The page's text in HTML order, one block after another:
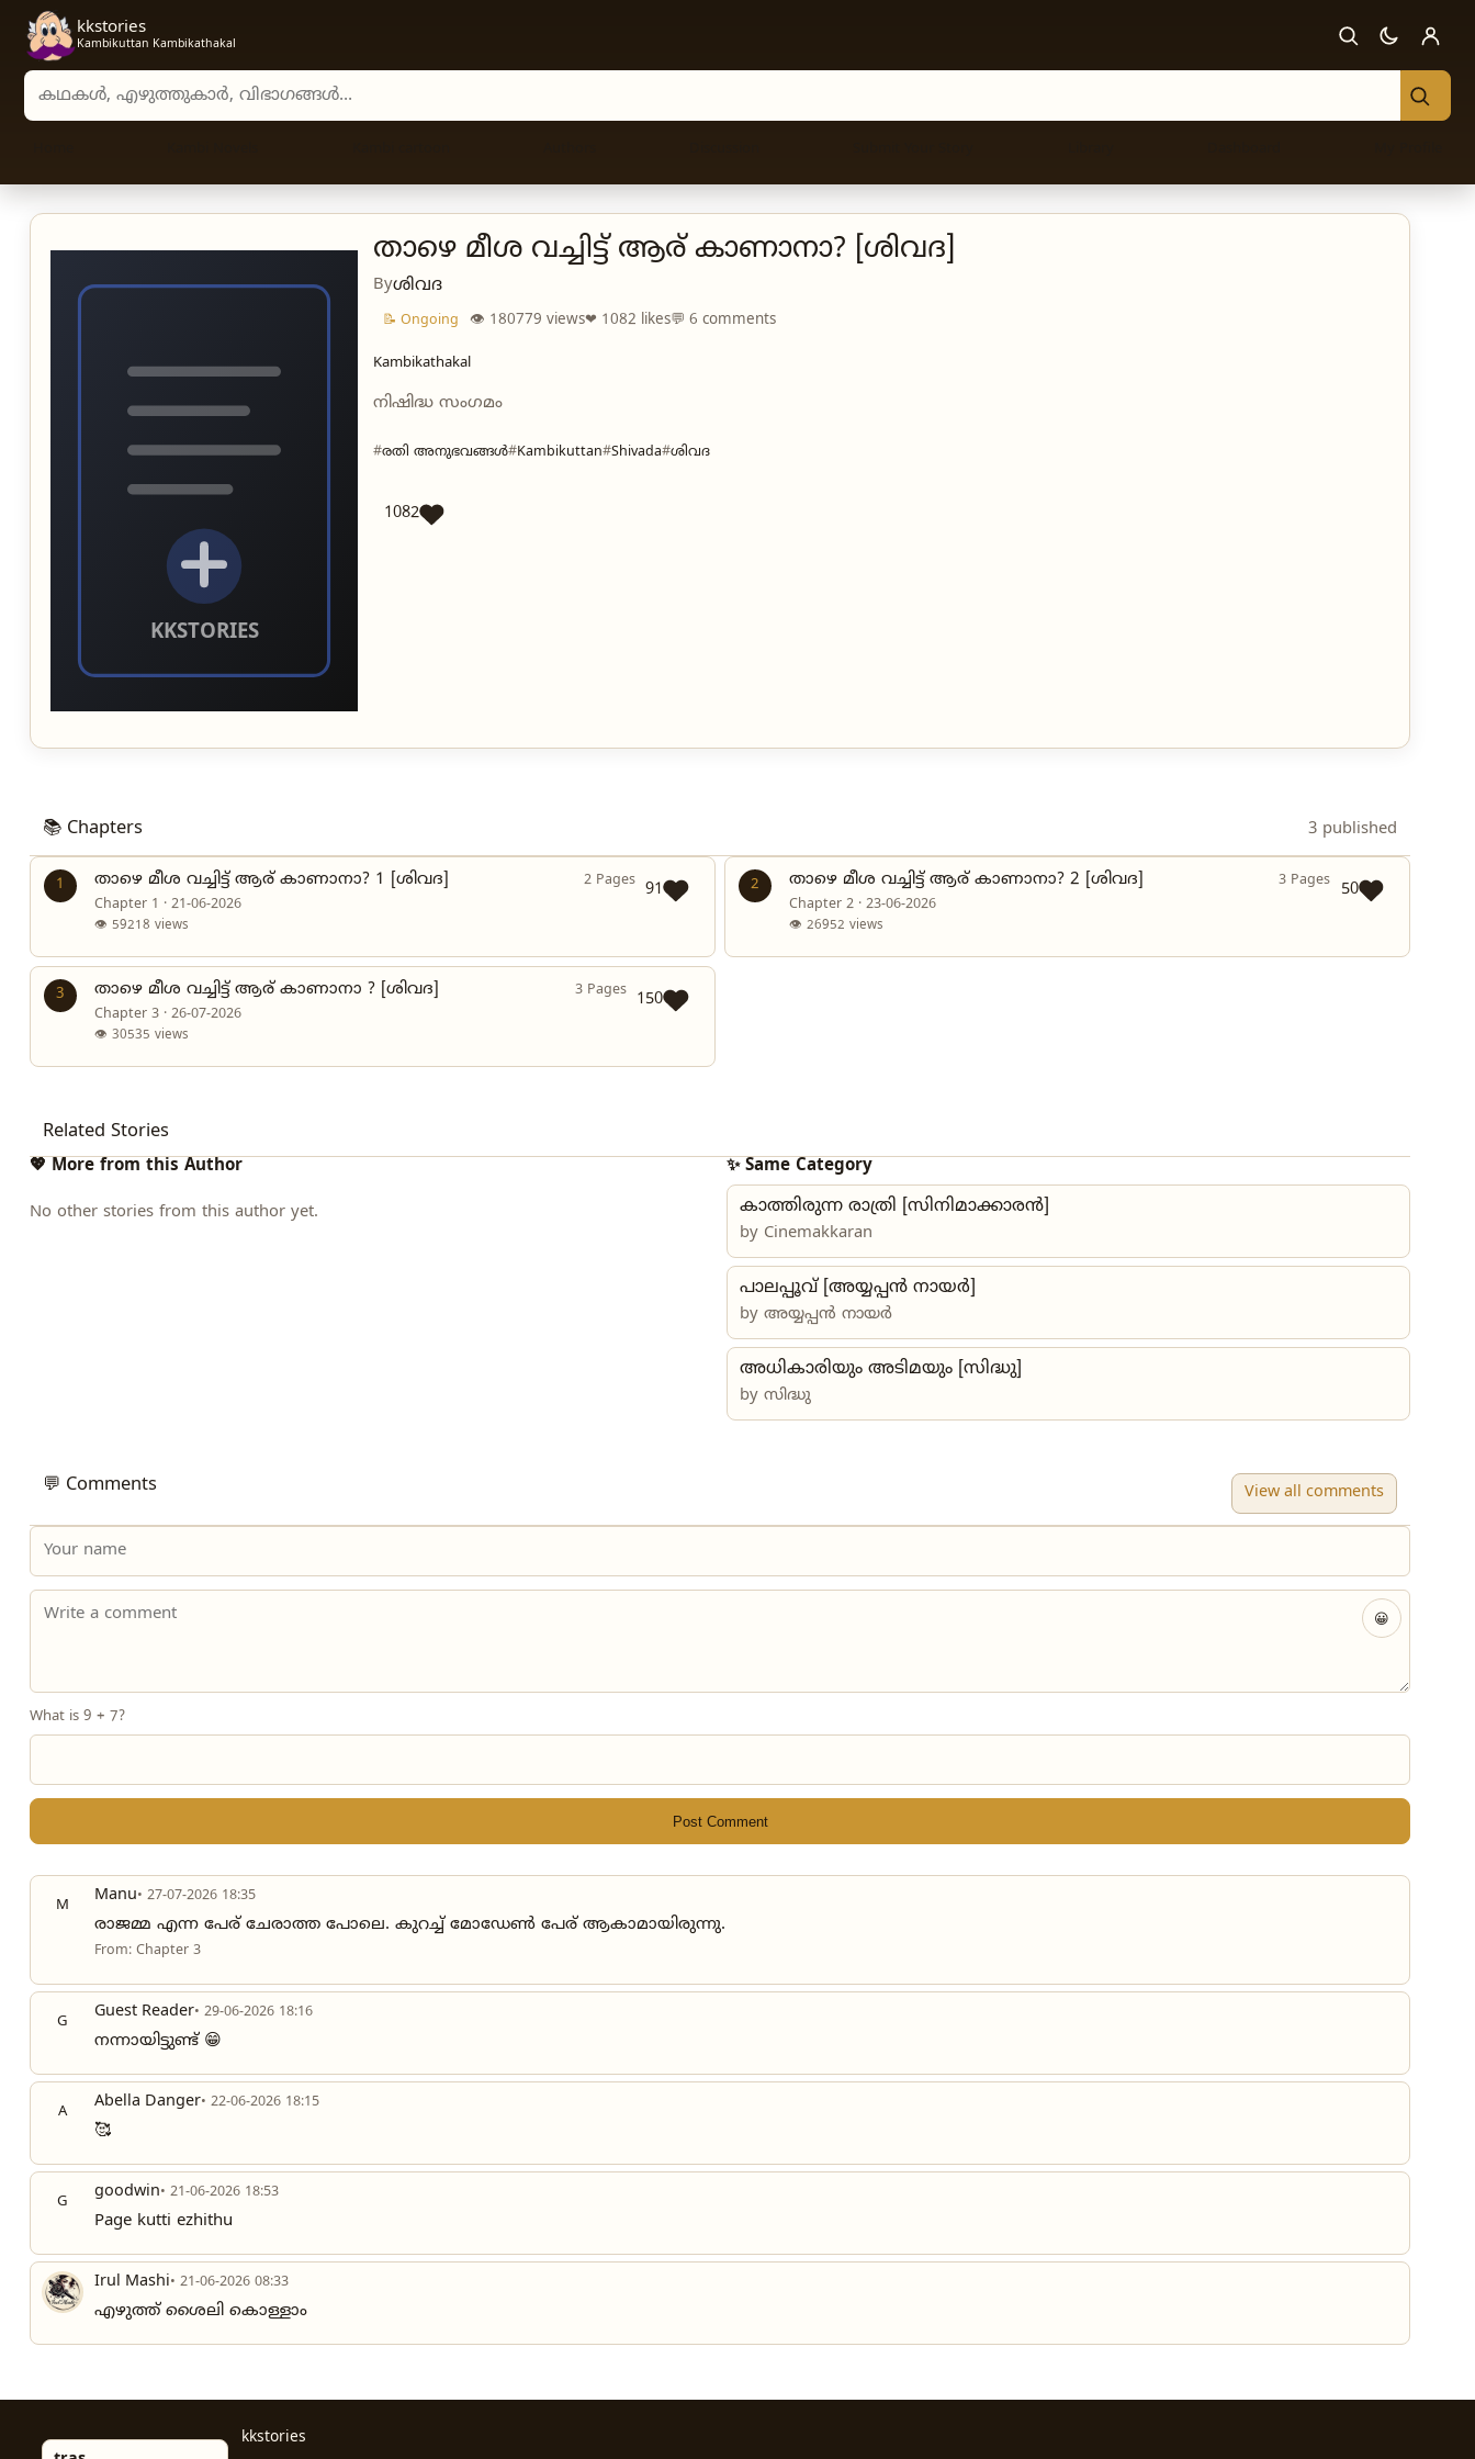
kkstories
Kambikuttan Kambikathakal
Search stories, authors, and categories
താഴെ മീശ വച്ചിട്ട് ആര് കാണാനാ? [ശിവദ]
Byശിവദ
📝 Ongoing 👁 180779 views❤ 1082 likes💬 6 comments
Kambikathakal
നിഷിദ്ധ സംഗമം
രതി അനുഭവങ്ങൾ Kambikuttan Shivada ശിവദ
1082
📚 Chapters 3 published
1 താഴെ മീശ വച്ചിട്ട് ആര് കാണാനാ? 1 [ശിവദ]
2 Pages
Chapter 1 · 21-06-2026
👁 59218 views
91 2 താഴെ മീശ വച്ചിട്ട് ആര് കാണാനാ? 2 [ശിവദ]
3 Pages
Chapter 2 · 23-06-2026
👁 26952 views
50
3 താഴെ മീശ വച്ചിട്ട് ആര് കാണാനാ ? [ശിവദ]
3 Pages
Chapter 3 · 26-07-2026
👁 30535 views
150
Related Stories
💖 More from this Author
No other stories from this author yet.
✨ Same Category
കാത്തിരുന്ന രാത്രി [സിനിമാക്കാരൻ]
by Cinemakkaran
പാലപ്പൂവ് [അയ്യപ്പൻ നായർ]
by അയ്യപ്പൻ നായർ
അധികാരിയും അടിമയും [സിദ്ധു]
by സിദ്ധു
💬 Comments View all comments
😀
What is 9 + 7?
Post Comment
M Manu• 27-07-2026 18:35
രാജമ്മ എന്ന പേര് ചേരാത്ത പോലെ. കുറച്ച് മോഡേൺ പേര് ആകാമായിരുന്നു.
From: Chapter 3
G Guest Reader• 29-06-2026 18:16
നന്നായിട്ടുണ്ട് 😁
A Abella Danger• 22-06-2026 18:15
🥰
G goodwin• 21-06-2026 18:53
Page kutti ezhithu
Irul Mashi• 21-06-2026 08:33
എഴുത്ത് ശൈലി കൊള്ളാം
kkstories